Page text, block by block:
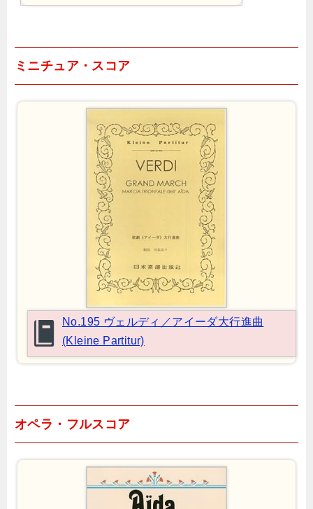
ミニチュア・スコア
No.195 ヴェルディ／アイーダ大行進曲
(Kleine Partitur)
オペラ・フルスコア